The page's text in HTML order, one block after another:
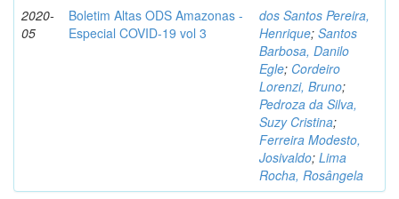
2020-
05
Boletim Altas ODS Amazonas -
Especial COVID-19 vol 3
dos Santos Pereira,
Henrique; Santos
Barbosa, Danilo
Egle; Cordeiro
Lorenzi, Bruno;
Pedroza da Silva,
Suzy Cristina;
Ferreira Modesto,
Josivaldo; Lima
Rocha, Rosângela